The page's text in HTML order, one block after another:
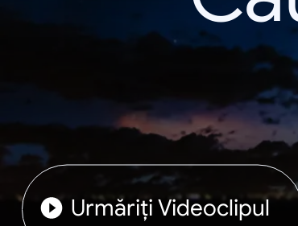
Urmăriți Videoclipul